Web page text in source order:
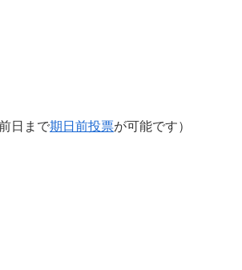
日まで期日前投票が可能です）